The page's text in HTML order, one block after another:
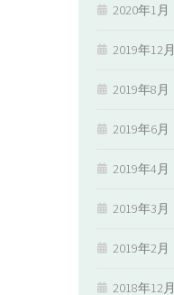
2020年1月
2019年12月
2019年8月
2019年6月
2019年4月
2019年3月
2019年2月
2018年12月